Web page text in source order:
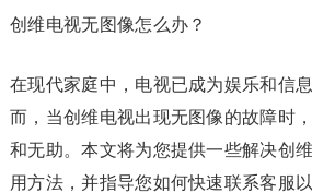
创维电视无图像怎么办？
在现代家庭中，电视已成为娱乐和信
而，当创维电视出现无图像的故障时
和无助。本文将为您提供一些解决创
用方法，并指导您如何快速联系客服